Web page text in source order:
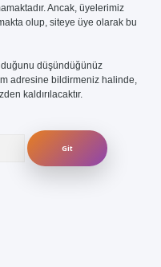
Ancak, üyelerimiz
olup, siteye üye olarak bu
düşündüğünüz
adresine bildirmeniz halinde,
kaldırılacaktır.